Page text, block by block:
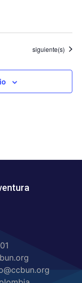
Eventos
siguiente(s)